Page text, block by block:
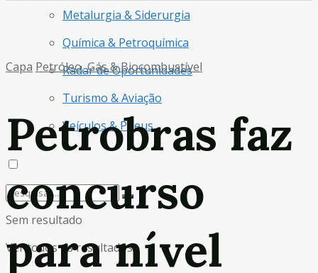
Metalurgia & Siderurgia
Química & Petroquímica
Radar de Oportunidades
Turismo & Aviação
Veículos & Pneus
Sem resultado
Ver todos os resultados
Capa Petróleo, Gás & Biocombustível
Petrobras faz
concurso
para nível